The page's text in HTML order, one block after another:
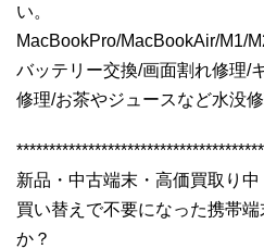
い。
MacBookPro/MacBookAir/M1/
バッテリー交換/画面割れ修理/
修理/お茶やジュースなど水没
新品・中古端末・高価買取り中
買い替えで不要になった携帯
か？